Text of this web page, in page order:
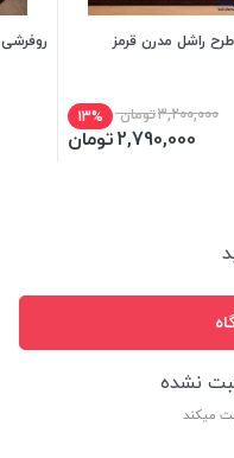
راشل مدرن قرمز
3,200,000تومان 13%
2,790,000تومان
نشده
میکند